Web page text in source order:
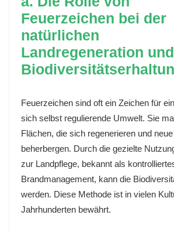
Feuerzeichen bei der
natürlichen
Landregeneration und
Feuerzeichen sind oft ein Zeichen für
sich selbst regulierende Umwelt. Sie
Flächen, die sich regenerieren und
beherbergen. Durch die gezielte
zur Landpflege, bekannt als
Brandmanagement, kann die
werden. Diese Methode ist in vielen
Jahrhunderten bewährt.